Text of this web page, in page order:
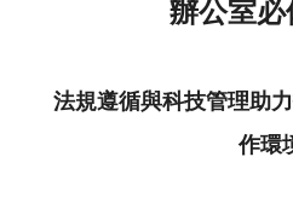
辦公室
法規遵循與科技管理助
作環